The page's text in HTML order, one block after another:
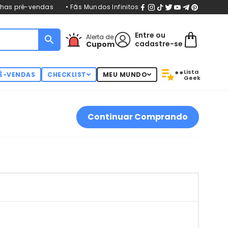
pré-vendas • Fãs Mundos Infinitos
Alerta de
Cupom
Entre ou
cadastre-se
VENDAS CHECKLIST MEU MUNDO **Lista
Geek
Continuar Comprando